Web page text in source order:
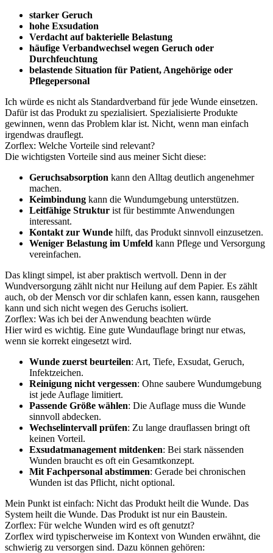
starker Geruch
hohe Exsudation
Verdacht auf bakterielle Belastung
häufige Verbandwechsel wegen Geruch oder
Durchfeuchtung
belastende Situation für Patient, Angehörige oder
Pflegepersonal
Ich würde es nicht als Standardverband für jede Wunde einsetzen.
Dafür ist das Produkt zu spezialisiert. Spezialisierte Produkte
gewinnen, wenn das Problem klar ist. Nicht, wenn man einfach
irgendwas drauflegt.
Zorflex: Welche Vorteile sind relevant?
Die wichtigsten Vorteile sind aus meiner Sicht diese:
Geruchsabsorption kann den Alltag deutlich angenehmer
machen.
Keimbindung kann die Wundumgebung unterstützen.
Leitfähige Struktur ist für bestimmte Anwendungen
interessant.
Kontakt zur Wunde hilft, das Produkt sinnvoll einzusetzen.
Weniger Belastung im Umfeld kann Pflege und Versorgung
vereinfachen.
Das klingt simpel, ist aber praktisch wertvoll. Denn in der
Wundversorgung zählt nicht nur Heilung auf dem Papier. Es zählt
auch, ob der Mensch vor dir schlafen kann, essen kann, rausgehen
kann und sich nicht wegen des Geruchs isoliert.
Zorflex: Was ich bei der Anwendung beachten würde
Hier wird es wichtig. Eine gute Wundauflage bringt nur etwas,
wenn sie korrekt eingesetzt wird.
Wunde zuerst beurteilen: Art, Tiefe, Exsudat, Geruch,
Infektzeichen.
Reinigung nicht vergessen: Ohne saubere Wundumgebung
ist jede Auflage limitiert.
Passende Größe wählen: Die Auflage muss die Wunde
sinnvoll abdecken.
Wechselintervall prüfen: Zu lange drauflassen bringt oft
keinen Vorteil.
Exsudatmanagement mitdenken: Bei stark nässenden
Wunden braucht es oft ein Gesamtkonzept.
Mit Fachpersonal abstimmen: Gerade bei chronischen
Wunden ist das Pflicht, nicht optional.
Mein Punkt ist einfach: Nicht das Produkt heilt die Wunde. Das
System heilt die Wunde. Das Produkt ist nur ein Baustein.
Zorflex: Für welche Wunden wird es oft genutzt?
Zorflex wird typischerweise im Kontext von Wunden erwähnt, die
schwierig zu versorgen sind. Dazu können gehören: